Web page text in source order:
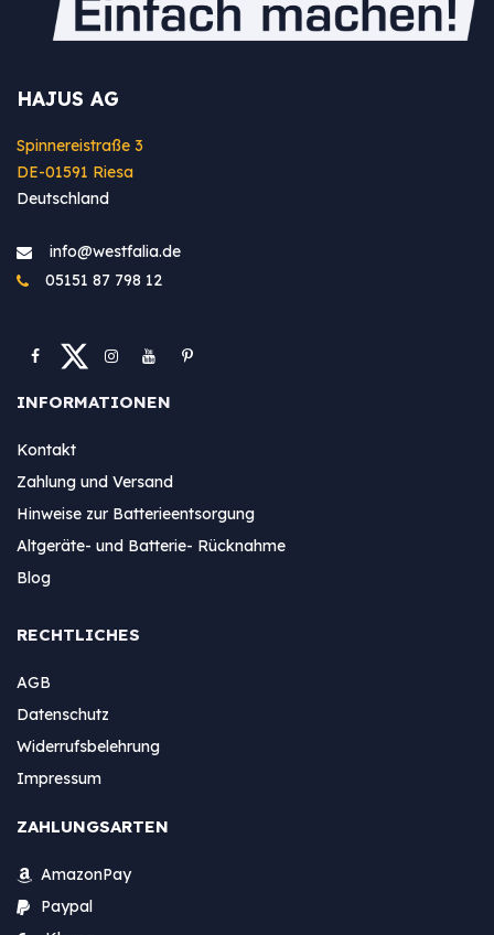
HAJUS AG
Spinnereistraße 3
DE-01591 Riesa
Deutschland
info@westfa​lia.de
05151 87 798 12
INFORMATIONEN
Kontakt
Zahlung und Versand
Hinweise zur Batterieentsorgung
Altgeräte- und Batterie- Rücknahme
Blog
RECHTLICHES
AGB
Datenschutz
Widerrufsbelehrung
Impressum
ZAHLUNGSARTEN
AmazonPay
Paypal